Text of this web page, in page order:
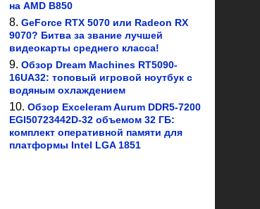
на AMD B850
GeForce RTX 5070 или Radeon RX
9070? Битва за звание лучшей
видеокарты среднего класса!
Обзор Dream Machines RT5090-
16UA32: топовый игровой ноутбук с
водяным охлаждением
Обзор Exceleram Aurum DDR5-7200
EGI50723442D-32 объемом 32 ГБ:
комплект оперативной памяти для
платформы Intel LGA 1851